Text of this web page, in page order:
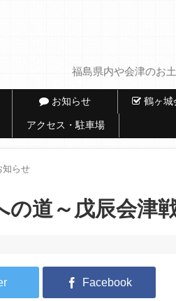
福島県内や会津のお
お知らせ 鶴ヶ城
アクセス・駐車場
知らせ
の道～戊辰会津